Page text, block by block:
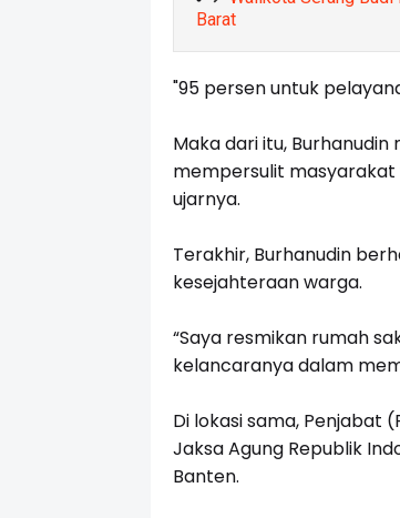
Barat
"95 persen untuk
Maka dari itu,
mempersulit masyarakat
ujarnya.
Terakhir, Burhanudin
kesejahteraan warga.
“Saya resmikan rumah
kelancaranya dalam
Di lokasi sama, Penjabat
Jaksa Agung Republik
Banten.